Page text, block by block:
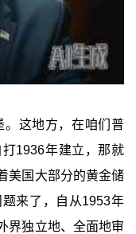
。这地方，在咱们普
1936年建立，那就
美国大部分的黄金储
来了，自从1953年
界独立地、全面地审